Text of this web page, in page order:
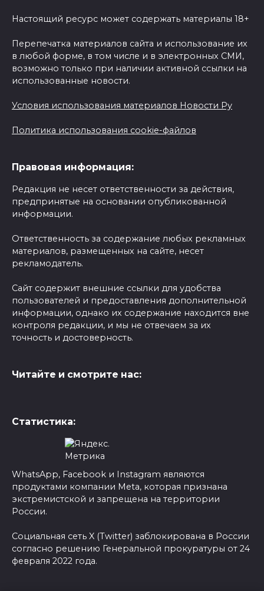
Настоящий ресурс может содержать материалы 18+
Перепечатка материалов сайта и использование их
в любой форме, в том числе и в электронных СМИ,
возможно только при наличии активной ссылки на
использованные новости.
Условия использования материалов Новости Ру
Политика использования cookie-файлов
Правовая информация:
Редакция не несет ответственности за действия,
предпринятые на основании опубликованной
информации.
Ответственность за содержание любых рекламных
материалов, размещенных на сайте, несет
рекламодатель.
Сайт содержит внешние ссылки для удобства
пользователей и предоставления дополнительной
информации, однако их содержание находится вне
контроля редакции, и мы не отвечаем за их
точность и достоверность.
Читайте и смотрите нас:
Статистика:
WhatsApp, Facebook и Instagram являются
продуктами компании Meta, которая признана
экстремистской и запрещена на территории
России.
Социальная сеть X (Twitter) заблокирована в России
согласно решению Генеральной прокуратуры от 24
февраля 2022 года.